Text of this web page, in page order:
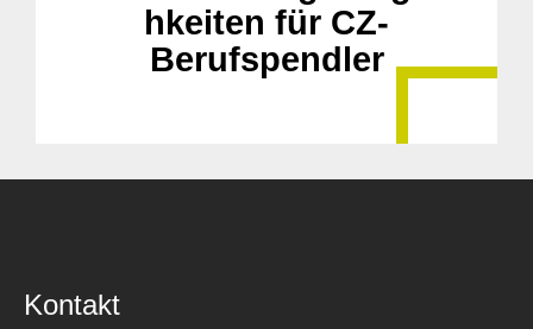
Suche
hkeiten für CZ-
Berufspendler
Kontakt